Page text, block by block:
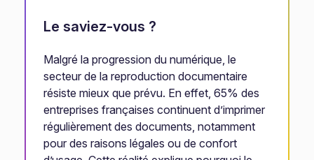
Le saviez-vous ?
Malgré la progression du numérique, le
secteur de la reproduction documentaire
résiste mieux que prévu. En effet, 65% des
entreprises françaises continuent d’imprimer
régulièrement des documents, notamment
pour des raisons légales ou de confort